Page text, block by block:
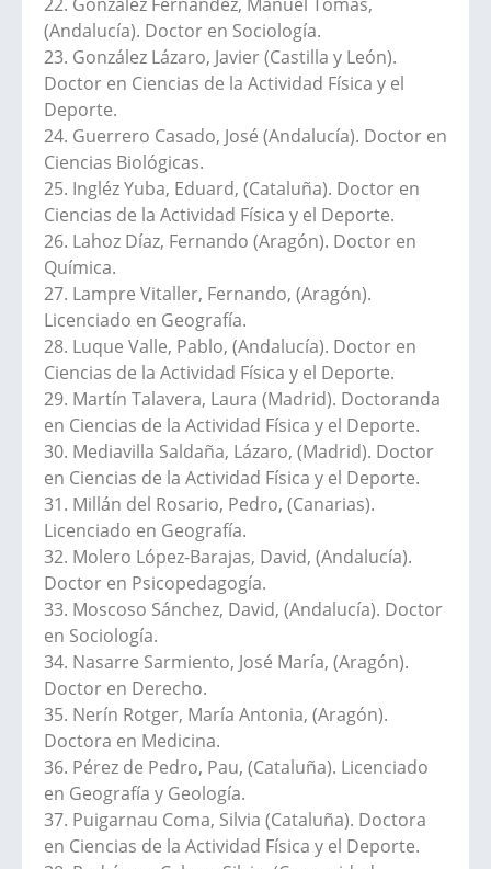
(Andalucía). Doctor en Sociología.
23. González Lázaro, Javier (Castilla y León).
Doctor en Ciencias de la Actividad Física y el
Deporte.
24. Guerrero Casado, José (Andalucía). Doctor en
Ciencias Biológicas.
25. Ingléz Yuba, Eduard, (Cataluña). Doctor en
Ciencias de la Actividad Física y el Deporte.
26. Lahoz Díaz, Fernando (Aragón). Doctor en
Química.
27. Lampre Vitaller, Fernando, (Aragón).
Licenciado en Geografía.
28. Luque Valle, Pablo, (Andalucía). Doctor en
Ciencias de la Actividad Física y el Deporte.
29. Martín Talavera, Laura (Madrid). Doctoranda
en Ciencias de la Actividad Física y el Deporte.
30. Mediavilla Saldaña, Lázaro, (Madrid). Doctor
en Ciencias de la Actividad Física y el Deporte.
31. Millán del Rosario, Pedro, (Canarias).
Licenciado en Geografía.
32. Molero López-Barajas, David, (Andalucía).
Doctor en Psicopedagogía.
33. Moscoso Sánchez, David, (Andalucía). Doctor
en Sociología.
34. Nasarre Sarmiento, José María, (Aragón).
Doctor en Derecho.
35. Nerín Rotger, María Antonia, (Aragón).
Doctora en Medicina.
36. Pérez de Pedro, Pau, (Cataluña). Licenciado
en Geografía y Geología.
37. Puigarnau Coma, Silvia (Cataluña). Doctora
en Ciencias de la Actividad Física y el Deporte.